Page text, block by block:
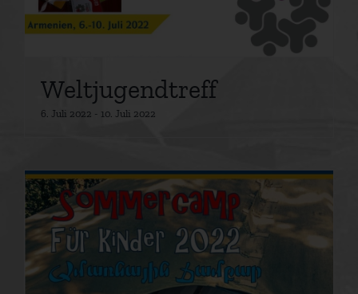
Weltjugendtreff
6. Juli 2022 - 10. Juli 2022